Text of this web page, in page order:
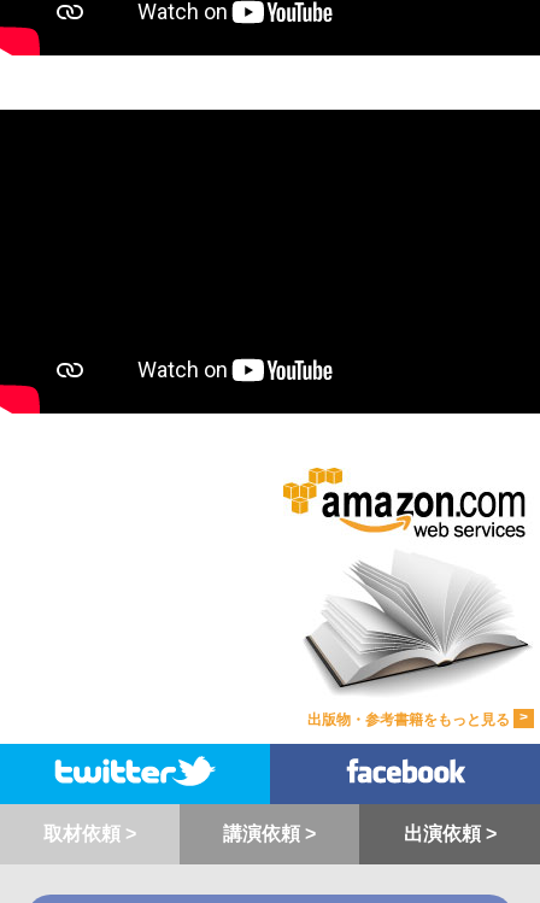
出版物・参考書籍をもっと見る >
取材依頼 > 講演依頼 > 出演依頼 >